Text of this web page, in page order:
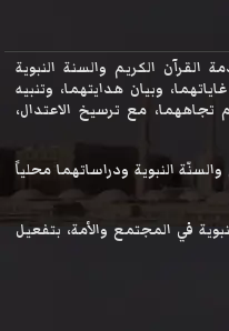
الكريم والسنة النبوية
وبيان هدايتهما، وتنبيه
تجاههما، مع ترسيخ الاعتدال،
النبوية ودراساتهما محلياً
في المجتمع والأمة، بتفعيل